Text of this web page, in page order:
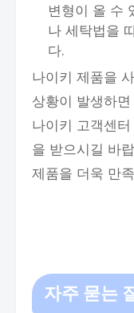
변형이 올 수
나 세탁법을
다.
나이키 제품을
상황이 발생하
나이키 고객센
을 받으시길 바
제품을 더욱 만
자주 묻는